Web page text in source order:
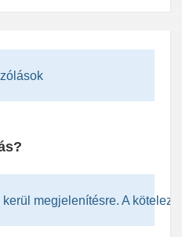
megjelenítésre. A